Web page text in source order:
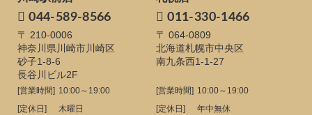
044-589-8566
〒 210-0006
神奈川県川崎市川崎区
砂子1-8-6
長谷川ビル2F
[営業時間] 10:00～19:00
[定休日]
木曜日
011-330-1466
〒 064-0809
北海道札幌市中央区
南九条西1-1-27
[営業時間] 10:00～19:00
[定休日]
年中無休